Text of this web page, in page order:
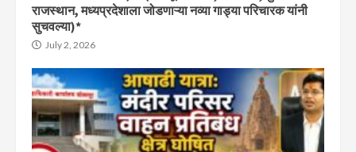
राजस्थान, मध्यप्रदेशाला जोडणाऱ्या नव्या गाड्या परिचारक यांनी
सुचवल्या)*
July 2, 2026